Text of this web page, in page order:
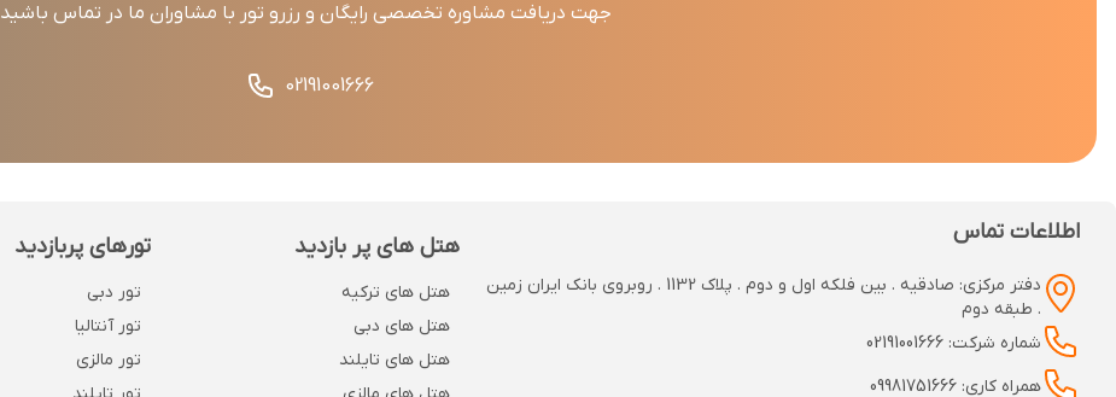
جهت دریافت مشاوره تخصصی رایگان و رزرو تور با مشاوران ما در تماس باشید
02191001666
اطلاعات تماس
دفتر مرکزی: صادقیه . بین فلکه اول و دوم . پلاک 1132 . روبروی بانک ایران زمین
. طبقه دوم
شماره شرکت: 02191001666
همراه کاری: 09981751666
هتل های پر بازدید
هتل های ترکیه
هتل های دبی
هتل های تایلند
تورهای پربازدید
تور دبی
تور آنتالیا
تور مالزی